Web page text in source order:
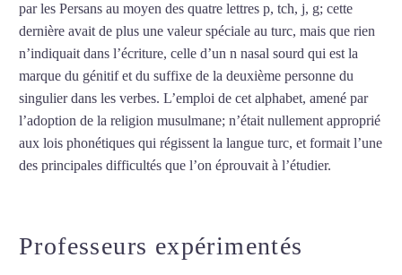
par les Persans au moyen des quatre lettres p, tch, j, g; cette
dernière avait de plus une valeur spéciale au turc, mais que rien
n’indiquait dans l’écriture, celle d’un n nasal sourd qui est la
marque du génitif et du suffixe de la deuxième personne du
singulier dans les verbes. L’emploi de cet alphabet, amené par
l’adoption de la religion musulmane; n’était nullement approprié
aux lois phonétiques qui régissent la langue turc, et formait l’une
des principales difficultés que l’on éprouvait à l’étudier.
Professeurs expérimentés